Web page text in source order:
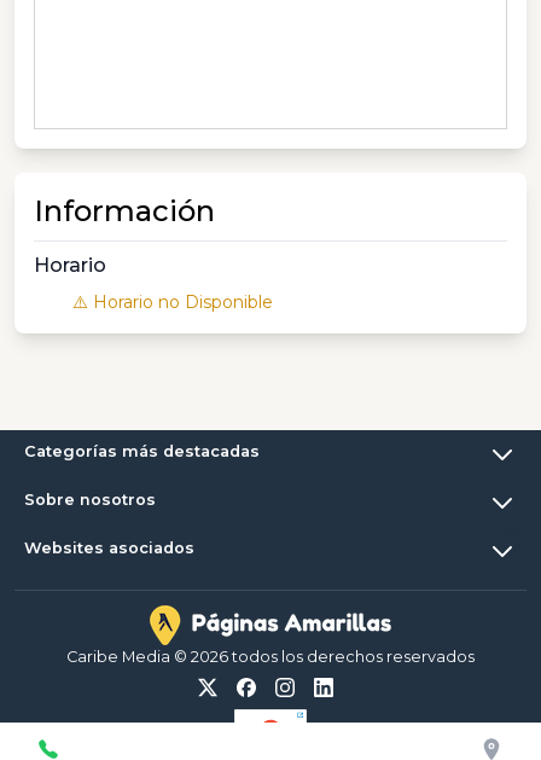
Información
Horario
⚠️ Horario no Disponible
Categorías más destacadas
Sobre nosotros
Websites asociados
Caribe Media © 2026 todos los derechos reservados